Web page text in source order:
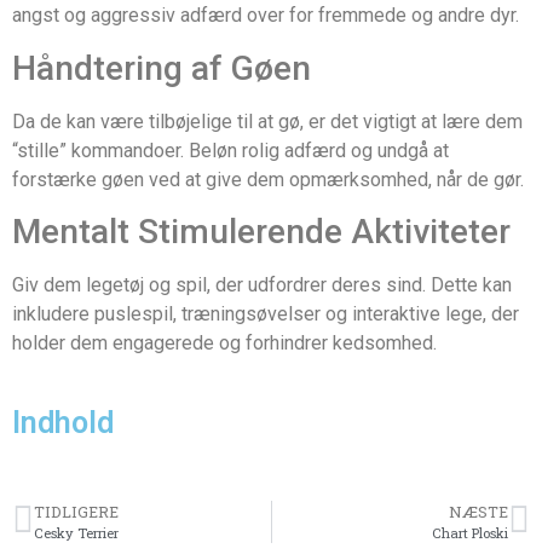
angst og aggressiv adfærd over for fremmede og andre dyr.
Håndtering af Gøen
Da de kan være tilbøjelige til at gø, er det vigtigt at lære dem
“stille” kommandoer. Beløn rolig adfærd og undgå at
forstærke gøen ved at give dem opmærksomhed, når de gør.
Mentalt Stimulerende Aktiviteter
Giv dem legetøj og spil, der udfordrer deres sind. Dette kan
inkludere puslespil, træningsøvelser og interaktive lege, der
holder dem engagerede og forhindrer kedsomhed.
Indhold
TIDLIGERE
Cesky Terrier
NÆSTE
Chart Ploski